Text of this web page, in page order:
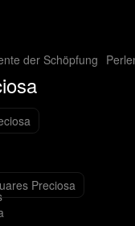
der Schöpfung
Preciosa